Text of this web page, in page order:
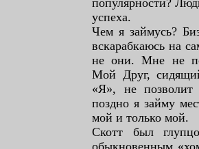
успеха.
Чем я займусь?
вскарабкаюсь на
не они. Мне не
Мой Друг,
«Я», не
поздно я займу
мой и только мой.
Скотт был
обыкновенным